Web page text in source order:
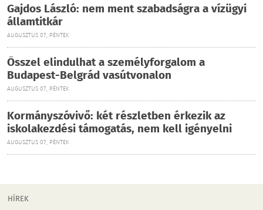
Gajdos László: nem ment szabadságra a vízügyi
államtitkár
AUGUSZTUS 07., PÉNTEK
Ősszel elindulhat a személyforgalom a
Budapest-Belgrád vasútvonalon
AUGUSZTUS 07., PÉNTEK
Kormányszóvivő: két részletben érkezik az
iskolakezdési támogatás, nem kell igényelni
AUGUSZTUS 07., PÉNTEK
HÍREK